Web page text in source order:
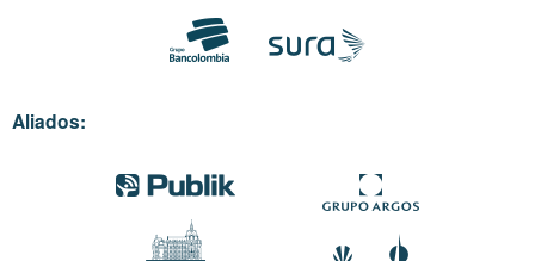
Aliados: